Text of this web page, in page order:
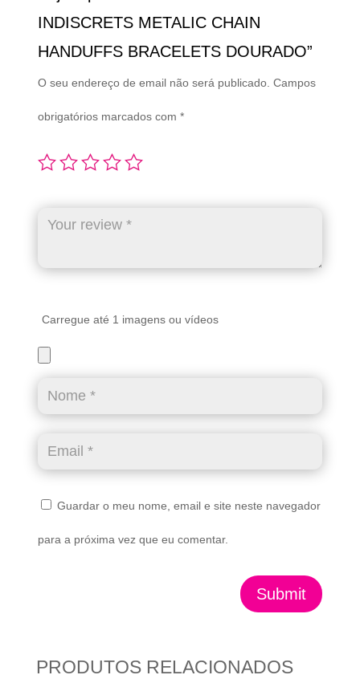
INDISCRETS METALIC CHAIN
HANDUFFS BRACELETS DOURADO”
O seu endereço de email não será publicado. Campos
obrigatórios marcados com *
Carregue até 1 imagens ou vídeos
Guardar o meu nome, email e site neste navegador
para a próxima vez que eu comentar.
Submit
PRODUTOS RELACIONADOS